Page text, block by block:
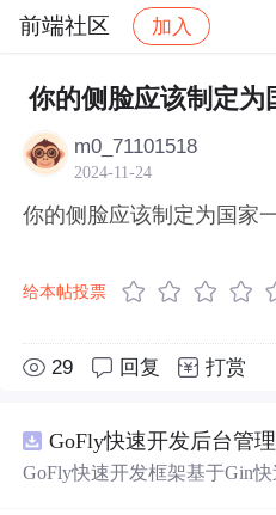
前端社区 加入
社区 前端社区 感慨
你的侧脸应该制定为
m0_71101518
2024-11-24
你的侧脸应该制定为国家
给本帖投票
29 回复 打赏
GoFly快速开发后台管
GoFly快速开发框架基于Gin